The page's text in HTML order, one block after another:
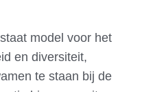
model voor het
en diversiteit,
te staan bij de